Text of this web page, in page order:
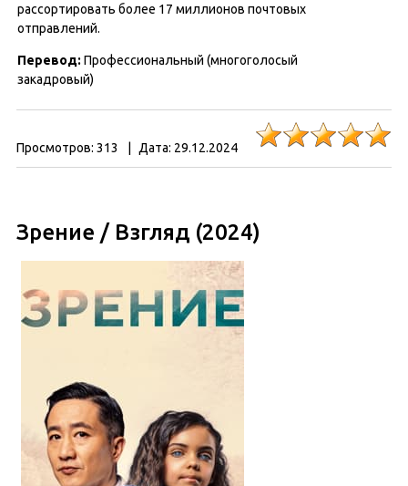
рассортировать более 17 миллионов почтовых
отправлений.
Перевод: Профессиональный (многоголосый
закадровый)
Просмотров: 313 Дата: 29.12.2024
Зрение / Взгляд (2024)